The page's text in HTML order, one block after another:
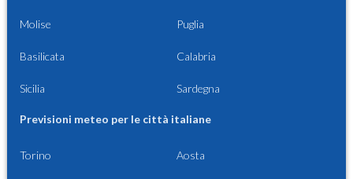
Molise Puglia
Basilicata Calabria
Sicilia Sardegna
Previsioni meteo per le città italiane
Torino Aosta